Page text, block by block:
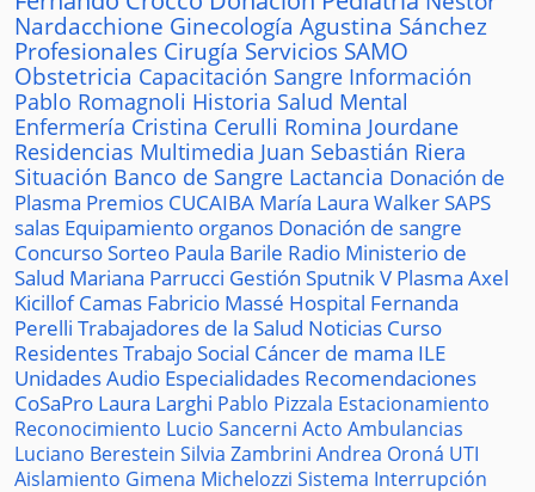
Nardacchione Ginecología Agustina Sánchez
Profesionales Cirugía Servicios SAMO
Obstetricia Capacitación Sangre Información
Pablo Romagnoli Historia Salud Mental
Enfermería Cristina Cerulli Romina Jourdane
Residencias Multimedia Juan Sebastián Riera
Situación Banco de Sangre Lactancia Donación de
Plasma Premios CUCAIBA María Laura WalkerSAPS
salas Equipamiento organos Donación de sangre
ConcursoSorteo Paula Barile Radio Ministerio de
Salud Mariana Parrucci Gestión Sputnik V Plasma Axel
KicillofCamas Fabricio Massé Hospital Fernanda
Perelli Trabajadores de la Salud Noticias Curso
ResidentesTrabajo Social Cáncer de mama ILE
UnidadesAudio Especialidades Recomendaciones
CoSaPro Laura Larghi Pablo Pizzala Estacionamiento
Reconocimiento Lucio Sancerni Acto Ambulancias
Luciano Berestein Silvia Zambrini Andrea Oroná UTI
Aislamiento Gimena Michelozzi Sistema Interrupción